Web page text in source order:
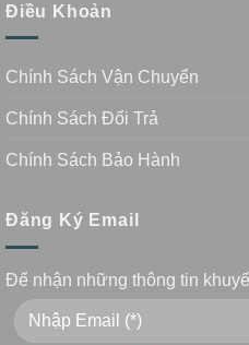
Điều Khoản
Chính Sách Vận Chuyển
Chính Sách Đổi Trả
Chính Sách Bảo Hành
Đăng Ký Email
Để nhận những thông tin